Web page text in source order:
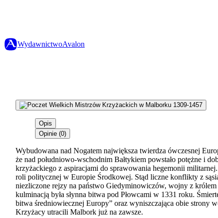
WydawnictwoAvalon
Opis
Opinie (0)
Wybudowana nad Nogatem największa twierdza ówczesnej
że nad południowo-wschodnim Bałtykiem powstało potężne i
krzyżackiego z aspiracjami do sprawowania hegemonii
roli politycznej w Europie Środkowej. Stąd liczne konflikty z
niezliczone rejzy na państwo Giedyminowiczów, wojny z
kulminacją była słynna bitwa pod Płowcami w 1331 roku.
bitwa średniowiecznej Europy” oraz wyniszczająca obie strony
Krzyżacy utracili Malbork już na zawsze.